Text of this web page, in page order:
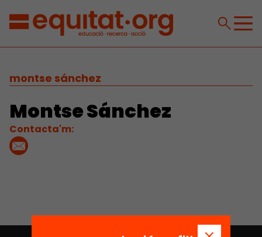
montse sánchez
Montse Sánchez
Contacta'm: